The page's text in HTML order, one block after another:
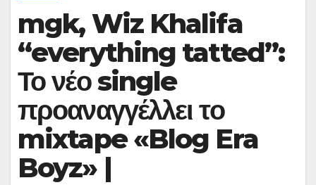
mgk, Wiz Khalifa
“everything tatted”:
Το νέο single
προαναγγέλλει το
mixtape «Blog Era
Boyz» |